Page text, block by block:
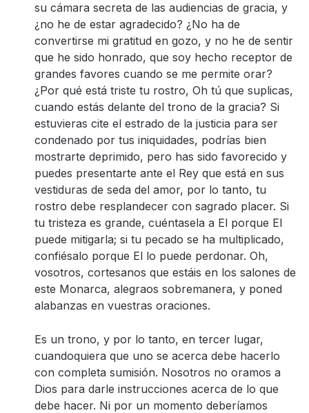
su cámara secreta de las audiencias de gracia, y
¿no he de estar agradecido? ¿No ha de
convertirse mi gratitud en gozo, y no he de sentir
que he sido honrado, que soy hecho receptor de
grandes favores cuando se me permite orar?
¿Por qué está triste tu rostro, Oh tú que suplicas,
cuando estás delante del trono de la gracia? Si
estuvieras cite el estrado de la justicia para ser
condenado por tus iniquidades, podrías bien
mostrarte deprimido, pero has sido favorecido y
puedes presentarte ante el Rey que está en sus
vestiduras de seda del amor, por lo tanto, tu
rostro debe resplandecer con sagrado placer. Si
tu tristeza es grande, cuéntasela a El porque El
puede mitigarla; si tu pecado se ha multiplicado,
confiésalo porque El lo puede perdonar. Oh,
vosotros, cortesanos que estáis en los salones de
este Monarca, alegraos sobremanera, y poned
alabanzas en vuestras oraciones.
Es un trono, y por lo tanto, en tercer lugar,
cuandoquiera que uno se acerca debe hacerlo
con completa sumisión. Nosotros no oramos a
Dios para darle instrucciones acerca de lo que
debe hacer. Ni por un momento deberíamos